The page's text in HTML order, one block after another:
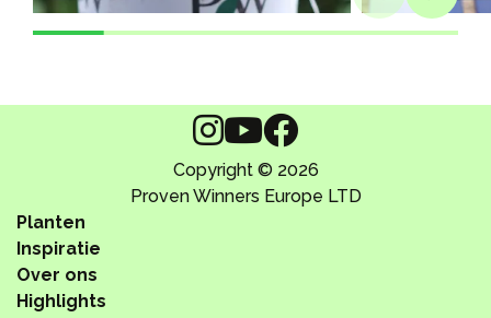
Copyright © 2026
Proven Winners Europe LTD
Planten
Inspiratie
Over ons
Highlights